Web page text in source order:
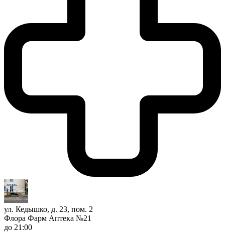
ул. Кедышко, д. 23, пом. 2
Флора Фарм Аптека №21
до 21:00